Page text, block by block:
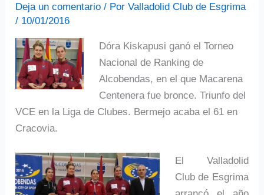
Deja un comentario / PorValladolid Club de Esgrima
/ 10/01/2016
Dóra Kiskapusi ganó el Torneo
Nacional de Ranking de
Alcobendas, en el que Macarena
Centenera fue bronce. Triunfo del
VCE en la Liga de Clubes. Bermejo acaba el 61 en
Cracovia.
El Valladolid
Club de Esgrima